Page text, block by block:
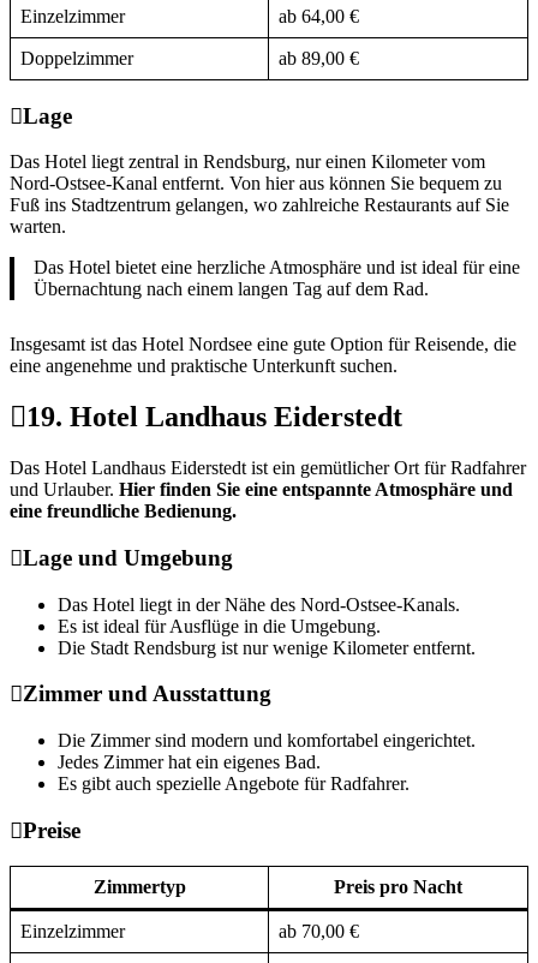
Einzelzimmer ab 64,00 €
Doppelzimmer ab 89,00 €
Lage
Das Hotel liegt zentral in Rendsburg, nur einen Kilometer vom
Nord-Ostsee-Kanal entfernt. Von hier aus können Sie bequem zu
Fuß ins Stadtzentrum gelangen, wo zahlreiche Restaurants auf Sie
warten.
Das Hotel bietet eine herzliche Atmosphäre und ist ideal für eine
Übernachtung nach einem langen Tag auf dem Rad.
Insgesamt ist das Hotel Nordsee eine gute Option für Reisende, die
eine angenehme und praktische Unterkunft suchen.
19. Hotel Landhaus Eiderstedt
Das Hotel Landhaus Eiderstedt ist ein gemütlicher Ort für Radfahrer
und Urlauber. Hier finden Sie eine entspannte Atmosphäre und
eine freundliche Bedienung.
Lage und Umgebung
Das Hotel liegt in der Nähe des Nord-Ostsee-Kanals.
Es ist ideal für Ausflüge in die Umgebung.
Die Stadt Rendsburg ist nur wenige Kilometer entfernt.
Zimmer und Ausstattung
Die Zimmer sind modern und komfortabel eingerichtet.
Jedes Zimmer hat ein eigenes Bad.
Es gibt auch spezielle Angebote für Radfahrer.
Preise
Zimmertyp Preis pro Nacht
Einzelzimmer ab 70,00 €